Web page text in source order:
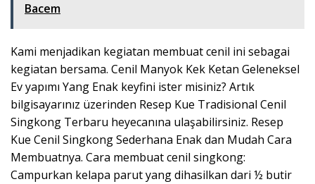
Bacem
Kami menjadikan kegiatan membuat cenil ini sebagai
kegiatan bersama. Cenil Manyok Kek Ketan Geleneksel
Ev yapımı Yang Enak keyfini ister misiniz? Artık
bilgisayarınız üzerinden Resep Kue Tradisional Cenil
Singkong Terbaru heyecanına ulaşabilirsiniz. Resep
Kue Cenil Singkong Sederhana Enak dan Mudah Cara
Membuatnya. Cara membuat cenil singkong:
Campurkan kelapa parut yang dihasilkan dari ½ butir